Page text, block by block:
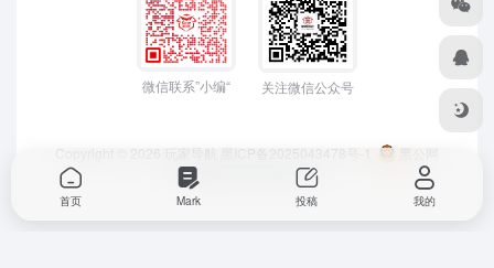
微信联系”小编“ 关注微信公众号
Copyright © 2026 玩家导航 黑ICP备2025043478号-1
黑公网
安备23050202000033号
首页 Mark 投稿 我的